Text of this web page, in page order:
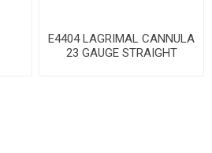
E4404 LAGRIMAL CANNULA
23 GAUGE STRAIGHT